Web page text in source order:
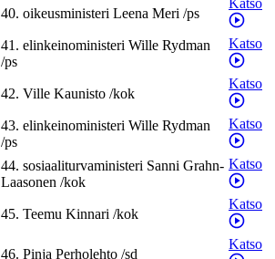
40. oikeusministeri Leena Meri /ps
Katso
41. elinkeinoministeri Wille Rydman
/ps
Katso
42. Ville Kaunisto /kok
Katso
43. elinkeinoministeri Wille Rydman
/ps
Katso
44. sosiaaliturvaministeri Sanni Grahn-
Laasonen /kok
Katso
45. Teemu Kinnari /kok
Katso
46. Pinja Perholehto /sd
Katso